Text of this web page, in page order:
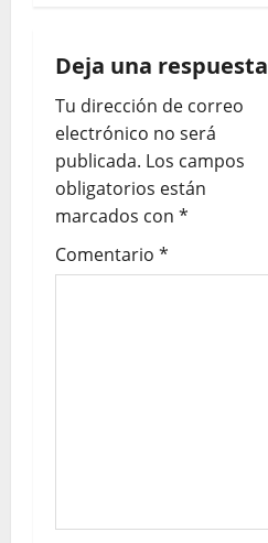
Deja una respuesta
Tu dirección de correo
electrónico no será
publicada. Los campos
obligatorios están
marcados con *
Comentario *